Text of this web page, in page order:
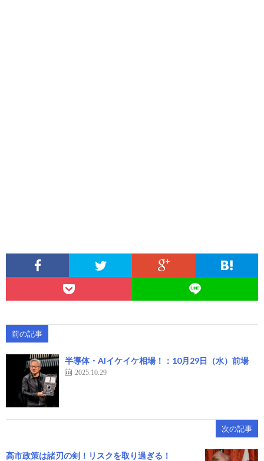
前の記事
半導体・AIイケイケ相場！：10月29日（水）前場
2025.10.29
次の記事
高市政策は諸刃の剣！リスクを取り過ぎる！